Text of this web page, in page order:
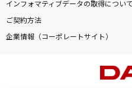
インフォマティブデータの取得について
ご契約方法
企業情報（コーポレートサイト）